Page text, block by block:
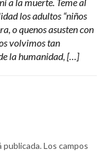
los adultos “niños
o quenos asusten con
volvimos tan
la humanidad, […]
publicada.Los campos